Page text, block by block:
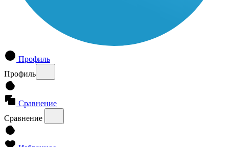
Профиль
Профиль
Сравнение
Сравнение